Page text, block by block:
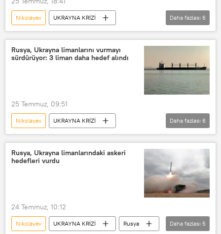
Nikolayev
UKRAYNA KRİZİ
Rusya Savunma Bakanlığı
Rus Silahlı Kuvvetleri
Karadeniz
Kuru yük gemisi
Daha fazlası 6
Rusya, Ukrayna limanlarını vurmayı
sürdürüyor: 3 liman daha hedef alındı
25 Temmuz, 09:51
Nikolayev
UKRAYNA KRİZİ
Ukrayna
Rusya
Rusya Silahlı Kuvvetleri
Rusya Savunma Bakanlığı
Daha fazlası 6
Rusya, Ukrayna limanlarındaki askeri
hedefleri vurdu
24 Temmuz, 10:12
Nikolayev UKRAYNA KRİZİ
Rusya
Daha fazlası 5